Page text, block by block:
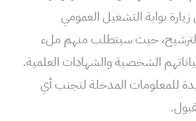
بوابة التشغيل العمومي
حيث سيتطلب منهم ملء
الشخصية والشهادات العلمية.
للمعلومات المدخلة لتجنب أي